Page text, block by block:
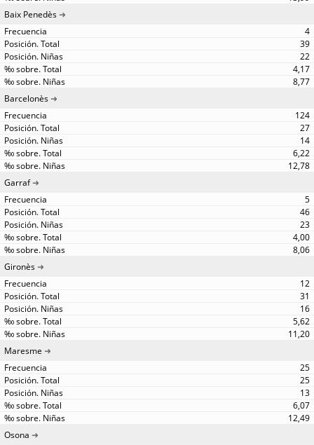
Baix Penedès
4
39
22
4,17
8,77
Barcelonès
124
27
14
6,22
12,78
Garraf
5
46
23
4,00
8,06
Gironès
12
31
16
5,62
11,20
Maresme
25
25
13
6,07
12,49
Osona